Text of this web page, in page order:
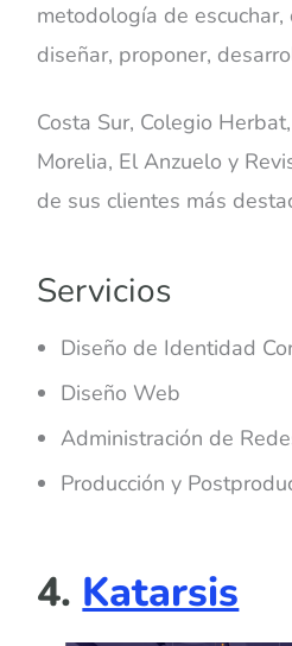
metodología de
diseñar, proponer,
Costa Sur, Colegio
Morelia, El Anzuelo y
de sus clientes más
Servicios
Diseño de Identidad
Diseño Web
Administración de
Producción y
4. Katarsis